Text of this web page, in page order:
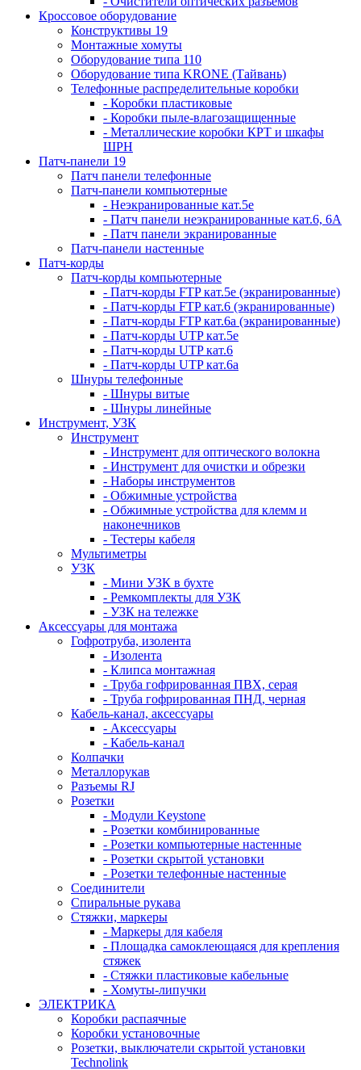
Кроссовое оборудование
Конструктивы 19
Монтажные хомуты
Оборудование типа 110
Оборудование типа KRONE (Тайвань)
Телефонные распределительные коробки
- Коробки пластиковые
- Коробки пыле-влагозащищенные
- Металлические коробки КРТ и шкафы
ШРН
Патч-панели 19
Патч панели телефонные
Патч-панели компьютерные
- Неэкранированные кат.5е
- Патч панели неэкранированные кат.6, 6А
- Патч панели экранированные
Патч-панели настенные
Патч-корды
Патч-корды компьютерные
- Патч-корды FTP кат.5е (экранированные)
- Патч-корды FTP кат.6 (экранированные)
- Патч-корды FTP кат.6а (экранированные)
- Патч-корды UTP кат.5е
- Патч-корды UTP кат.6
- Патч-корды UTP кат.6а
Шнуры телефонные
- Шнуры витые
- Шнуры линейные
Инструмент, УЗК
Инструмент
- Инструмент для оптического волокна
- Инструмент для очистки и обрезки
- Наборы инструментов
- Обжимные устройства
- Обжимные устройства для клемм и
наконечников
- Тестеры кабеля
Мультиметры
УЗК
- Мини УЗК в бухте
- Ремкомплекты для УЗК
- УЗК на тележке
Аксессуары для монтажа
Гофротруба, изолента
- Изолента
- Клипса монтажная
- Труба гофрированная ПВХ, серая
- Труба гофрированная ПНД, черная
Кабель-канал, аксессуары
- Аксессуары
- Кабель-канал
Колпачки
Металлорукав
Разъемы RJ
Розетки
- Модули Keystone
- Розетки комбинированные
- Розетки компьютерные настенные
- Розетки скрытой установки
- Розетки телефонные настенные
Соединители
Спиральные рукава
Стяжки, маркеры
- Маркеры для кабеля
- Площадка самоклеющаяся для крепления
стяжек
- Стяжки пластиковые кабельные
- Хомуты-липучки
ЭЛЕКТРИКА
Коробки распаячные
Коробки установочные
Розетки, выключатели скрытой установки
Technolink